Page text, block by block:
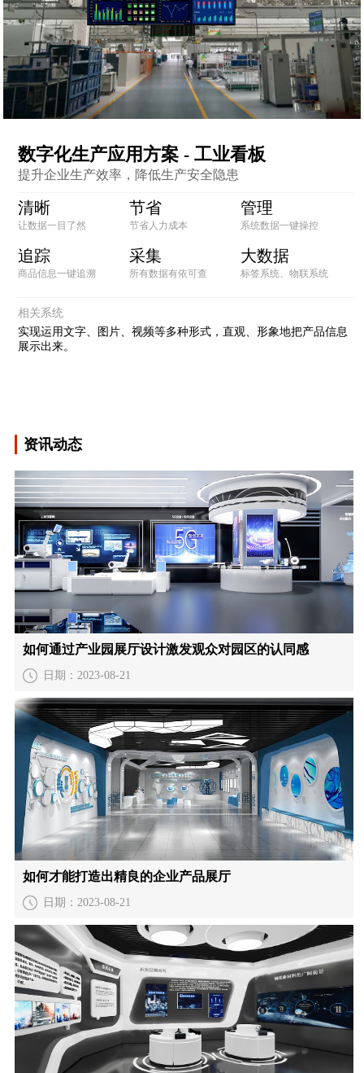
数字化生产应用方案 - 工业看板
提升企业生产效率，降低生产安全隐患
清晰
让数据一目了然
节省
节省人力成本
管理
系统数据一键操控
追踪
商品信息一键追溯
采集
所有数据有依可查
大数据
标签系统、物联系统
相关系统
实现运用文字、图片、视频等多种形式，直观、形象地把产品信息
展示出来。
资讯动态
如何通过产业园展厅设计激发观众对园区的认同感
日期：2023-08-21
如何才能打造出精良的企业产品展厅
日期：2023-08-21